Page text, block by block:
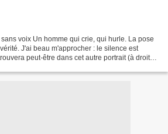
voix Un homme qui crie, qui hurle. La pose
J'ai beau m'approcher : le silence est
peut-être dans cet autre portrait (à droite)